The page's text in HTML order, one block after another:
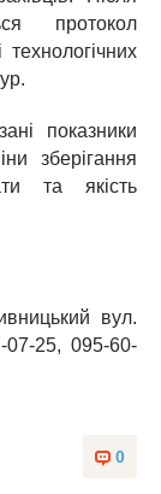
протокол
технологічних
показники
зберігання
та якість
вул.
25, 095-60-
0